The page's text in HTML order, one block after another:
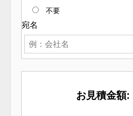
不要
宛名
お見積金額: